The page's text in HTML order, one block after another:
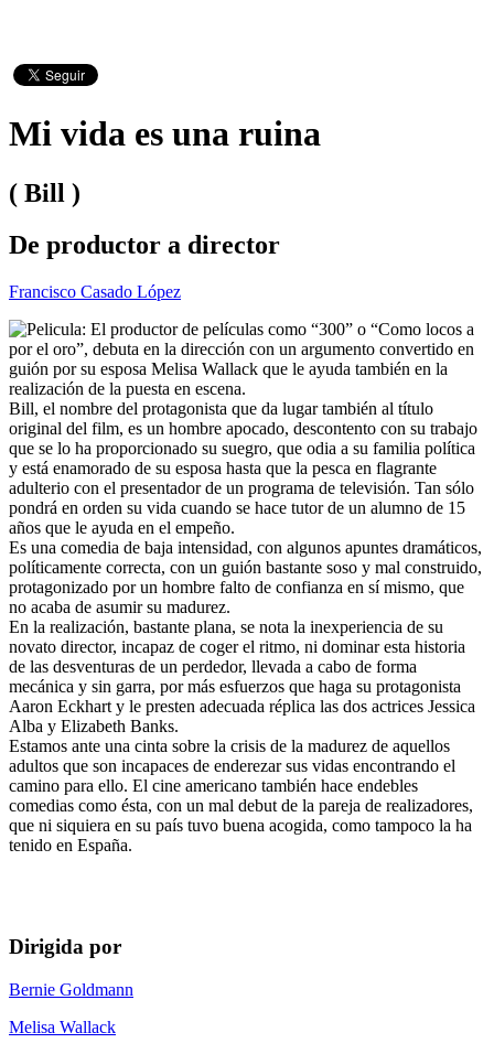
Mi vida es una ruina
( Bill )
De productor a director
Francisco Casado López
El productor de películas como “300” o “Como locos a
por el oro”, debuta en la dirección con un argumento convertido en
guión por su esposa Melisa Wallack que le ayuda también en la
realización de la puesta en escena.
Bill, el nombre del protagonista que da lugar también al título
original del film, es un hombre apocado, descontento con su trabajo
que se lo ha proporcionado su suegro, que odia a su familia política
y está enamorado de su esposa hasta que la pesca en flagrante
adulterio con el presentador de un programa de televisión. Tan sólo
pondrá en orden su vida cuando se hace tutor de un alumno de 15
años que le ayuda en el empeño.
Es una comedia de baja intensidad, con algunos apuntes dramáticos,
políticamente correcta, con un guión bastante soso y mal construido,
protagonizado por un hombre falto de confianza en sí mismo, que
no acaba de asumir su madurez.
En la realización, bastante plana, se nota la inexperiencia de su
novato director, incapaz de coger el ritmo, ni dominar esta historia
de las desventuras de un perdedor, llevada a cabo de forma
mecánica y sin garra, por más esfuerzos que haga su protagonista
Aaron Eckhart y le presten adecuada réplica las dos actrices Jessica
Alba y Elizabeth Banks.
Estamos ante una cinta sobre la crisis de la madurez de aquellos
adultos que son incapaces de enderezar sus vidas encontrando el
camino para ello. El cine americano también hace endebles
comedias como ésta, con un mal debut de la pareja de realizadores,
que ni siquiera en su país tuvo buena acogida, como tampoco la ha
tenido en España.
Dirigida por
Bernie Goldmann
Melisa Wallack